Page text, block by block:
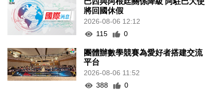
將回國休假
2026-08-06 12:12
115
0
團體辦數學競賽為愛好者搭建交流
平台
2026-08-06 11:52
388
0